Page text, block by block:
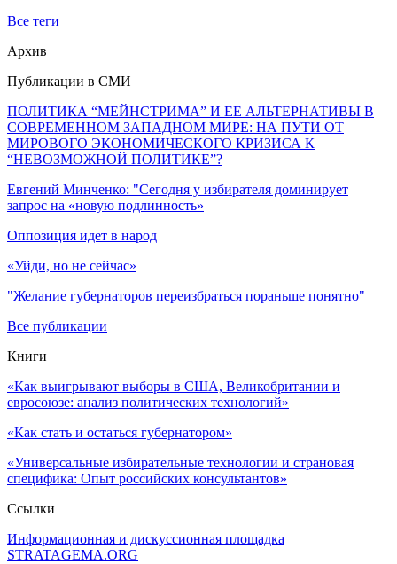
Все теги
Архив
Публикации в СМИ
ПОЛИТИКА “МЕЙНСТРИМА” И ЕЕ АЛЬТЕРНАТИВЫ В
СОВРЕМЕННОМ ЗАПАДНОМ МИРЕ: НА ПУТИ ОТ
МИРОВОГО ЭКОНОМИЧЕСКОГО КРИЗИСА К
“НЕВОЗМОЖНОЙ ПОЛИТИКЕ”?
Евгений Минченко: "Сегодня у избирателя доминирует
запрос на «новую подлинность»
Оппозиция идет в народ
«Уйди, но не сейчас»
"Желание губернаторов переизбраться пораньше понятно"
Все публикации
Книги
«Как выигрывают выборы в США, Великобритании и
евросоюзе: анализ политических технологий»
«Как стать и остаться губернатором»
«Универсальные избирательные технологии и страновая
специфика: Опыт российских консультантов»
Ссылки
Информационная и дискуссионная площадка
STRATAGEMA.ORG